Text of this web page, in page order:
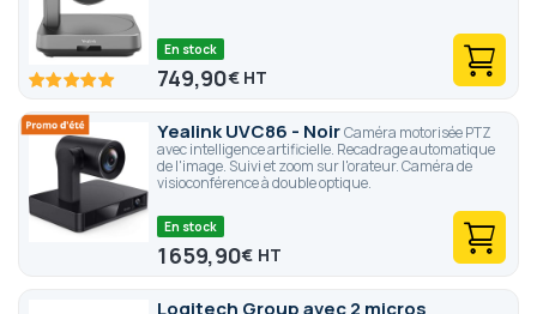
100 100
En stock
749,90€
Yealink UVC86 - NoirCaméra motorisée PTZ
avec intelligence artificielle. Recadrage automatique
de l'image. Suivi et zoom sur l'orateur. Caméra de
visioconférence à double optique.
En stock
1 659,90€
Logitech Group avec 2 micros